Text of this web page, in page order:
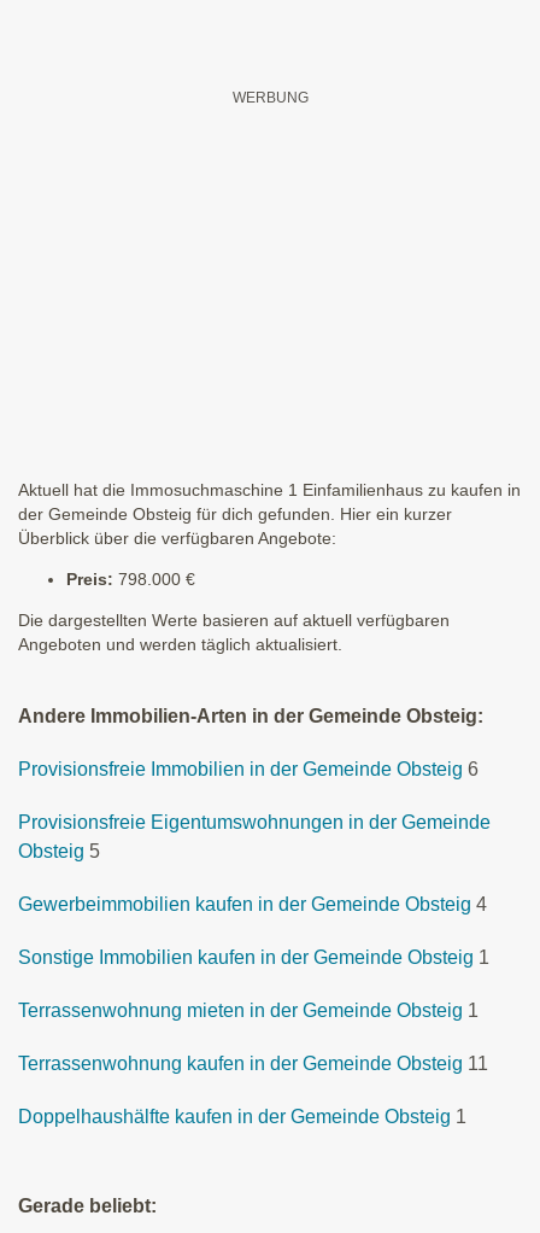
Aktuell hat die Immosuchmaschine 1 Einfamilienhaus zu kaufen in
der Gemeinde Obsteig für dich gefunden. Hier ein kurzer
Überblick über die verfügbaren Angebote:
Preis: 798.000 €
Die dargestellten Werte basieren auf aktuell verfügbaren
Angeboten und werden täglich aktualisiert.
Andere Immobilien-Arten in der Gemeinde Obsteig:
Provisionsfreie Immobilien in der Gemeinde Obsteig 6
Provisionsfreie Eigentumswohnungen in der Gemeinde
Obsteig 5
Gewerbeimmobilien kaufen in der Gemeinde Obsteig 4
Sonstige Immobilien kaufen in der Gemeinde Obsteig 1
Terrassenwohnung mieten in der Gemeinde Obsteig 1
Terrassenwohnung kaufen in der Gemeinde Obsteig 11
Doppelhaushälfte kaufen in der Gemeinde Obsteig 1
Gerade beliebt: